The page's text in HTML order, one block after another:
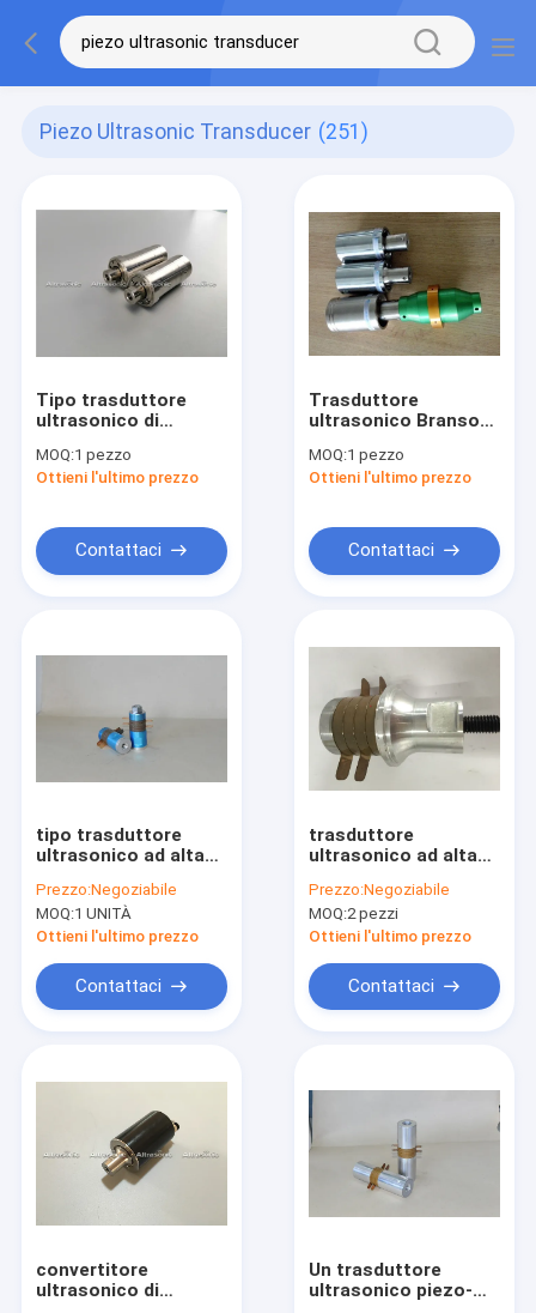
Piezo Ultrasonic Transducer (251)
Tipo trasduttore
ultrasonico di
sostituzione di
20khz che salda alta
MOQ:1 pezzo
Ottieni l'ultimo prezzo
Contattaci
Trasduttore
ultrasonico Branson
sostituzione con il
rapporto del
dell'oro
MOQ:1 pezzo
Ottieni l'ultimo prezzo
Contattaci
tipo trasduttore
ultrasonico ad alta
30Khz NTK per la
macchina della
saldatura a punti
Prezzo:Negoziabile
MOQ:1 UNITÀ
Ottieni l'ultimo prezzo
Contattaci
trasduttore
ultrasonico ad alta
la sigillatura ed il
taglio delle
applicazioni
Prezzo:Negoziabile
MOQ:2 pezzi
Ottieni l'ultimo prezzo
Contattaci
convertitore
ultrasonico di
Un trasduttore
ultrasonico piezo-